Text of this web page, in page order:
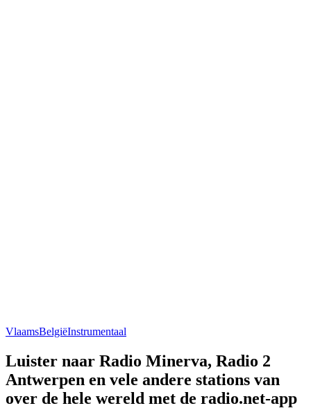
VlaamsBelgiëInstrumentaal
Luister naar Radio Minerva, Radio 2
Antwerpen en vele andere stations van
over de hele wereld met de radio.net-app